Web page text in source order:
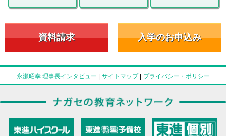
資料請求 入学のお申込み
永瀬昭幸 理事長インタビュー | サイトマップ| プライバシー・ポリシー